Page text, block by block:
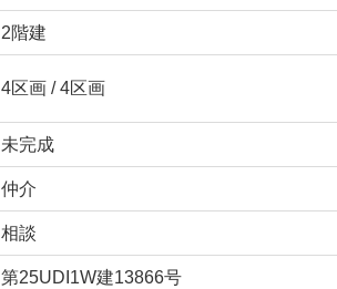
2階建
4区画 / 4区画
未完成
仲介
相談
第25UDI1W建13866号